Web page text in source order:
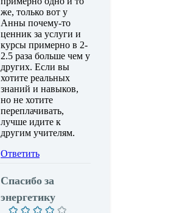
же, только вот у
Анны почему-то
ценник за услуги и
курсы примерно в 2-
2.5 раза больше чем у
других. Если вы
хотите реальных
знаний и навыков,
но не хотите
переплачивать,
лучше идите к
другим учителям.
Ответить
Спасибо за
энергетику